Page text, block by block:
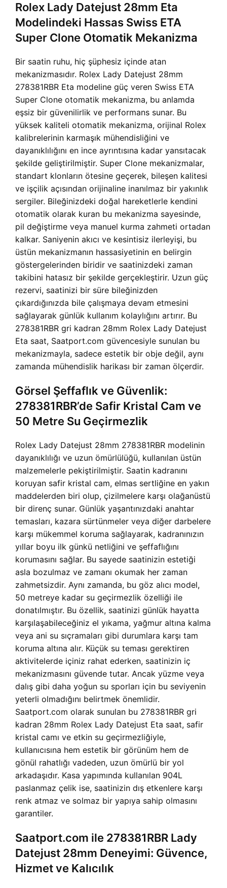
Rolex Lady Datejust 28mm Eta
Modelindeki Hassas Swiss ETA
Super Clone Otomatik Mekanizma
Bir saatin ruhu, hiç şüphesiz içinde atan
mekanizmasıdır. Rolex Lady Datejust 28mm
278381RBR Eta modeline güç veren Swiss ETA
Super Clone otomatik mekanizma, bu anlamda
eşsiz bir güvenilirlik ve performans sunar. Bu
yüksek kaliteli otomatik mekanizma, orijinal Rolex
kalibrelerinin karmaşık mühendisliğini ve
dayanıklılığını en ince ayrıntısına kadar yansıtacak
şekilde geliştirilmiştir. Super Clone mekanizmalar,
standart klonların ötesine geçerek, bileşen kalitesi
ve işçilik açısından orijinaline inanılmaz bir yakınlık
sergiler. Bileğinizdeki doğal hareketlerle kendini
otomatik olarak kuran bu mekanizma sayesinde,
pil değiştirme veya manuel kurma zahmeti ortadan
kalkar. Saniyenin akıcı ve kesintisiz ilerleyişi, bu
üstün mekanizmanın hassasiyetinin en belirgin
göstergelerinden biridir ve saatinizdeki zaman
takibini hatasız bir şekilde gerçekleştirir. Uzun güç
rezervi, saatinizi bir süre bileğinizden
çıkardığınızda bile çalışmaya devam etmesini
sağlayarak günlük kullanım kolaylığını artırır. Bu
278381RBR gri kadran 28mm Rolex Lady Datejust
Eta saat, Saatport.com güvencesiyle sunulan bu
mekanizmayla, sadece estetik bir obje değil, aynı
zamanda mühendislik harikası bir zaman ölçerdir.
Görsel Şeffaflık ve Güvenlik:
278381RBR’de Safir Kristal Cam ve
50 Metre Su Geçirmezlik
Rolex Lady Datejust 28mm 278381RBR modelinin
dayanıklılığı ve uzun ömürlülüğü, kullanılan üstün
malzemelerle pekiştirilmiştir. Saatin kadranını
koruyan safir kristal cam, elmas sertliğine en yakın
maddelerden biri olup, çizilmelere karşı olağanüstü
bir direnç sunar. Günlük yaşantınızdaki anahtar
temasları, kazara sürtünmeler veya diğer darbelere
karşı mükemmel koruma sağlayarak, kadranınızın
yıllar boyu ilk günkü netliğini ve şeffaflığını
korumasını sağlar. Bu sayede saatinizin estetiği
asla bozulmaz ve zamanı okumak her zaman
zahmetsizdir. Aynı zamanda, bu göz alıcı model,
50 metreye kadar su geçirmezlik özelliği ile
donatılmıştır. Bu özellik, saatinizi günlük hayatta
karşılaşabileceğiniz el yıkama, yağmur altına kalma
veya ani su sıçramaları gibi durumlara karşı tam
koruma altına alır. Küçük su teması gerektiren
aktivitelerde içiniz rahat ederken, saatinizin iç
mekanizmasını güvende tutar. Ancak yüzme veya
dalış gibi daha yoğun su sporları için bu seviyenin
yeterli olmadığını belirtmek önemlidir.
Saatport.com olarak sunulan bu 278381RBR gri
kadran 28mm Rolex Lady Datejust Eta saat, safir
kristal camı ve etkin su geçirmezliğiyle,
kullanıcısına hem estetik bir görünüm hem de
gönül rahatlığı vadeden, uzun ömürlü bir yol
arkadaşıdır. Kasa yapımında kullanılan 904L
paslanmaz çelik ise, saatinizin dış etkenlere karşı
renk atmaz ve solmaz bir yapıya sahip olmasını
garantiler.
Saatport.com ile 278381RBR Lady
Datejust 28mm Deneyimi: Güvence,
Hizmet ve Kalıcılık